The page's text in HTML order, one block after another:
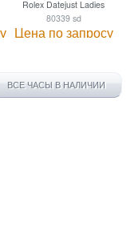
Rolex Datejust Ladies
80339 sd
Цена по запросу
ВСЕ ЧАСЫ В НАЛИЧИИ